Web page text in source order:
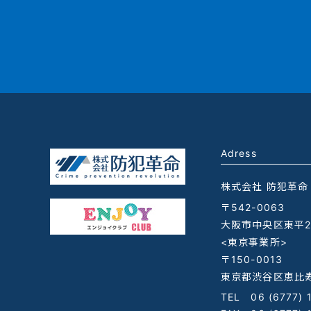
Adress
株式会社 防犯革命
〒542-0063
大阪市中央区東
<東京事業所>
〒150-0013
東京都渋谷区恵比
TEL06 (6777)